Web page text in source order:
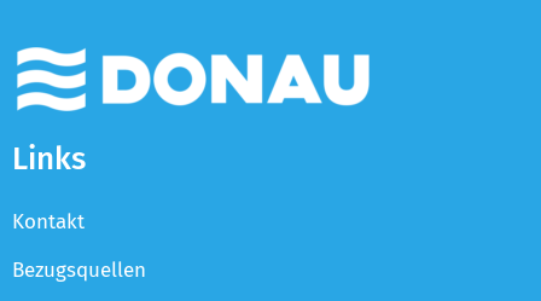
Links
Kontakt
Bezugsquellen